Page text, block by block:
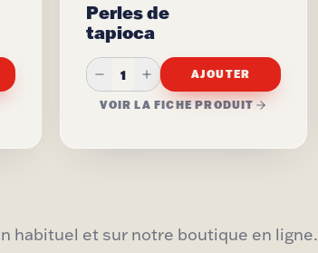
Perles de
tapioca
1 AJOUTER
VOIR LA FICHE PRODUIT
habituel et sur notre boutique en ligne.